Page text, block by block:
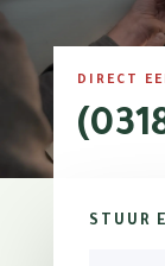
DIRECT
STUUR